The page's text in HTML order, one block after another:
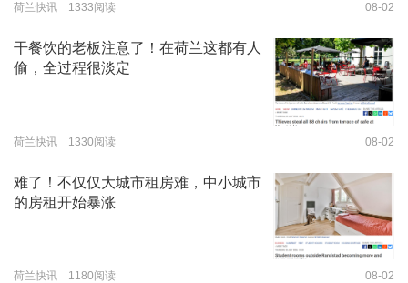
荷兰快讯 1333阅读 08-02
干餐饮的老板注意了！在荷兰这都有人
偷，全过程很淡定
荷兰快讯 1330阅读 08-02
难了！不仅仅大城市租房难，中小城市
的房租开始暴涨
荷兰快讯 1180阅读 08-02